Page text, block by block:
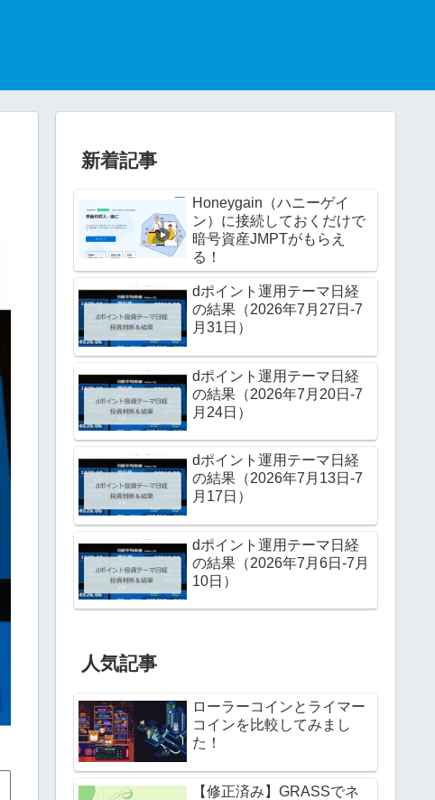
新着記事
Honeygain（ハニーゲイ
ン）に接続しておくだけで
暗号資産JMPTがもらえ
る！
dポイント運用テーマ日経
の結果（2026年7月27日-7
月31日）
dポイント運用テーマ日経
の結果（2026年7月20日-7
月24日）
dポイント運用テーマ日経
の結果（2026年7月13日-7
月17日）
dポイント運用テーマ日経
の結果（2026年7月6日-7月
10日）
人気記事
ローラーコインとライマー
コインを比較してみまし
た！
【修正済み】GRASSでネ